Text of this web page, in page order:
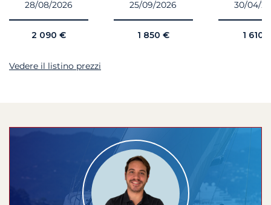
28/08/2026
2 090 €
25/09/2026
1 850 €
30/04/
1 610
Vedere il listino prezzi